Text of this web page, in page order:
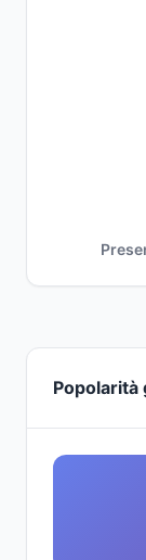
Popolarità